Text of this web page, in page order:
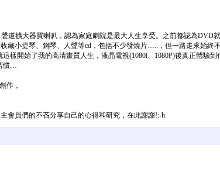
道擴大器買喇叭，認為家庭劇院是最大人生享受。之前都認為DVD
藏小提琴、鋼琴、人聲等cd，包括不少發燒片…..，但一路走來始終
樣開始了我的高清畫質人生，液晶電視(1080i、1080P)後真正體驗到
慣…
作，
會員們的不吝分享自己的心得和研究，在此謝謝!:-h